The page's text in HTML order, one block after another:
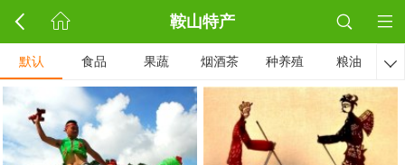
鞍山特产
默认 食品 果蔬 烟酒茶 种养殖 粮油 